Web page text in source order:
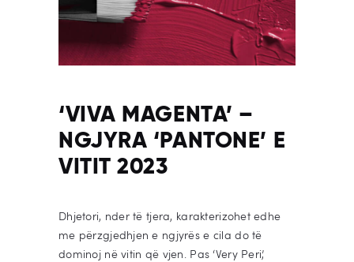
‘VIVA MAGENTA’ –
NGJYRA ‘PANTONE’ E
VITIT 2023
Dhjetori, nder të tjera, karakterizohet edhe
me përzgjedhjen e ngjyrës e cila do të
dominoj në vitin që vjen. Pas ‘Very Peri’,